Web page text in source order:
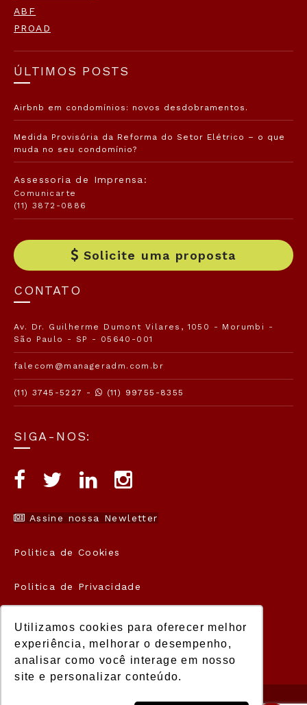
Utilizamos cookies para oferecer melhor
experiência, melhorar o desempenho,
analisar como você interage em nosso
site e personalizar conteúdo.
ABF
PROAD
ÚLTIMOS POSTS
Airbnb em condomínios: novos desdobramentos.
Medida Provisória da Reforma do Setor Elétrico – o que
muda no seu condomínio?
Assessoria de Imprensa:
Comunicarte
(11) 3872-0886
Solicite uma proposta
CONTATO
Av. Dr. Guilherme Dumont Vilares, 1050 - Morumbi -
São Paulo - SP - 05640-001
falecom@manageradm.com.br
(11) 3745-5227 - (11) 99755-8355
SIGA-NOS:
Assine nossa Newletter
Politica de Cookies
Politica de Privacidade
Termos de Uso